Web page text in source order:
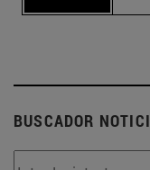
BUSCADOR